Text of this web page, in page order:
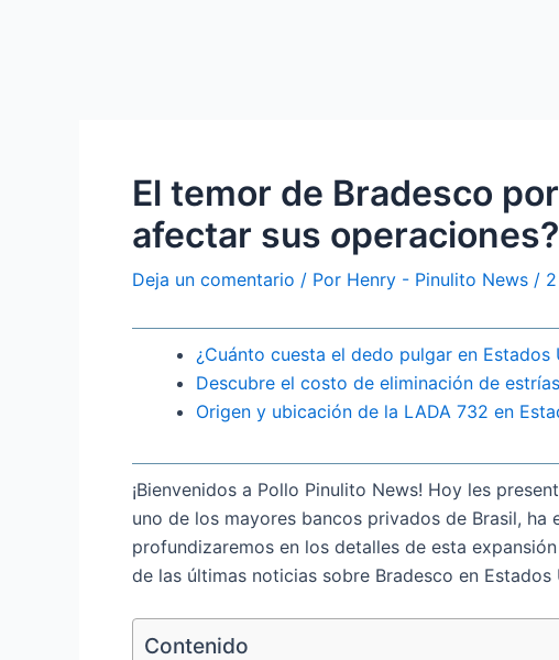
El temor de Bradesco
afectar sus operaciones?
Deja un comentario / Por Henry - Pinulito News /
¿Cuánto cuesta el dedo pulgar en
Descubre el costo de eliminación de
Origen y ubicación de la LADA 732 en
¡Bienvenidos a Pollo Pinulito News! Hoy les
uno de los mayores bancos privados de Brasil,
profundizaremos en los detalles de esta
de las últimas noticias sobre Bradesco en Estados
Contenido